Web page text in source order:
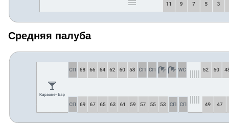
Средняя палуба